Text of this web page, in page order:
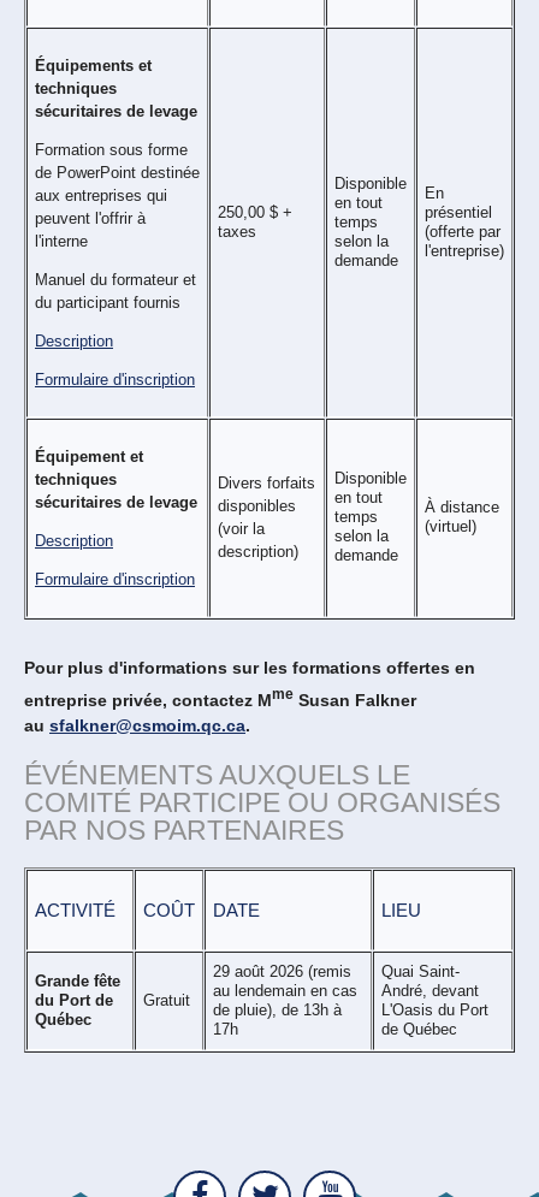
Équipements et
techniques
sécuritaires de levage
Formation sous forme
de PowerPoint destinée
aux entreprises qui
peuvent l'offrir à
l'interne
Manuel du formateur et
du participant fournis
Description
Formulaire d'inscription
250,00 $ +
taxes
Disponible
en tout
temps
selon la
demande
En
présentiel
(offerte par
l'entreprise)
Équipement et
techniques
sécuritaires de levage
Description
Formulaire d'inscription
Divers forfaits
disponibles
(voir la
description)
Disponible
en tout
temps
selon la
demande
À distance
(virtuel)
Pour plus d'informations sur les formations offertes en
entreprise privée, contactez Mme Susan Falkner
au sfalkner@csmoim.qc.ca.
ÉVÉNEMENTS AUXQUELS LE
COMITÉ PARTICIPE OU ORGANISÉS
PAR NOS PARTENAIRES
ACTIVITÉ COÛT DATE LIEU
Grande fête
du Port de
Québec
Gratuit
29 août 2026 (remis
au lendemain en cas
de pluie), de 13h à
17h
Quai Saint-
André, devant
L'Oasis du Port
de Québec